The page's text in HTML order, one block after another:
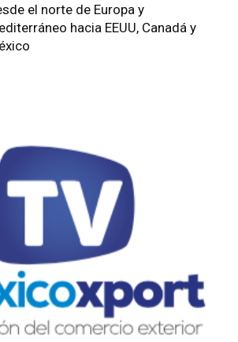
el norte de Europa y
hacia EEUU, Canadá y